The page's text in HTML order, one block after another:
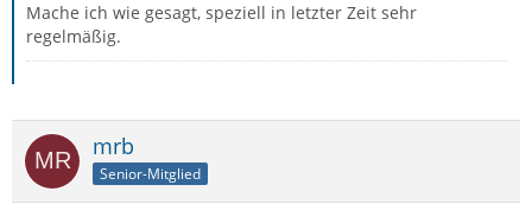
Mache ich wie gesagt, speziell in letzter Zeit sehr
regelmäßig.
mrb
Senior-Mitglied